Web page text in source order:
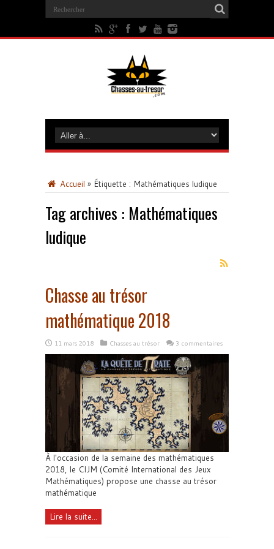
Accueil » Étiquette : Mathématiques ludique
Tag archives : Mathématiques
ludique
Chasse au trésor
mathématique 2018
11 mars 2018 Chasses au trésor 3 commentaires
À l'occasion de la semaine des mathématiques
2018, le CIJM (Comité International des Jeux
Mathématiques) propose une chasse au trésor
mathématique
Lire la suite...